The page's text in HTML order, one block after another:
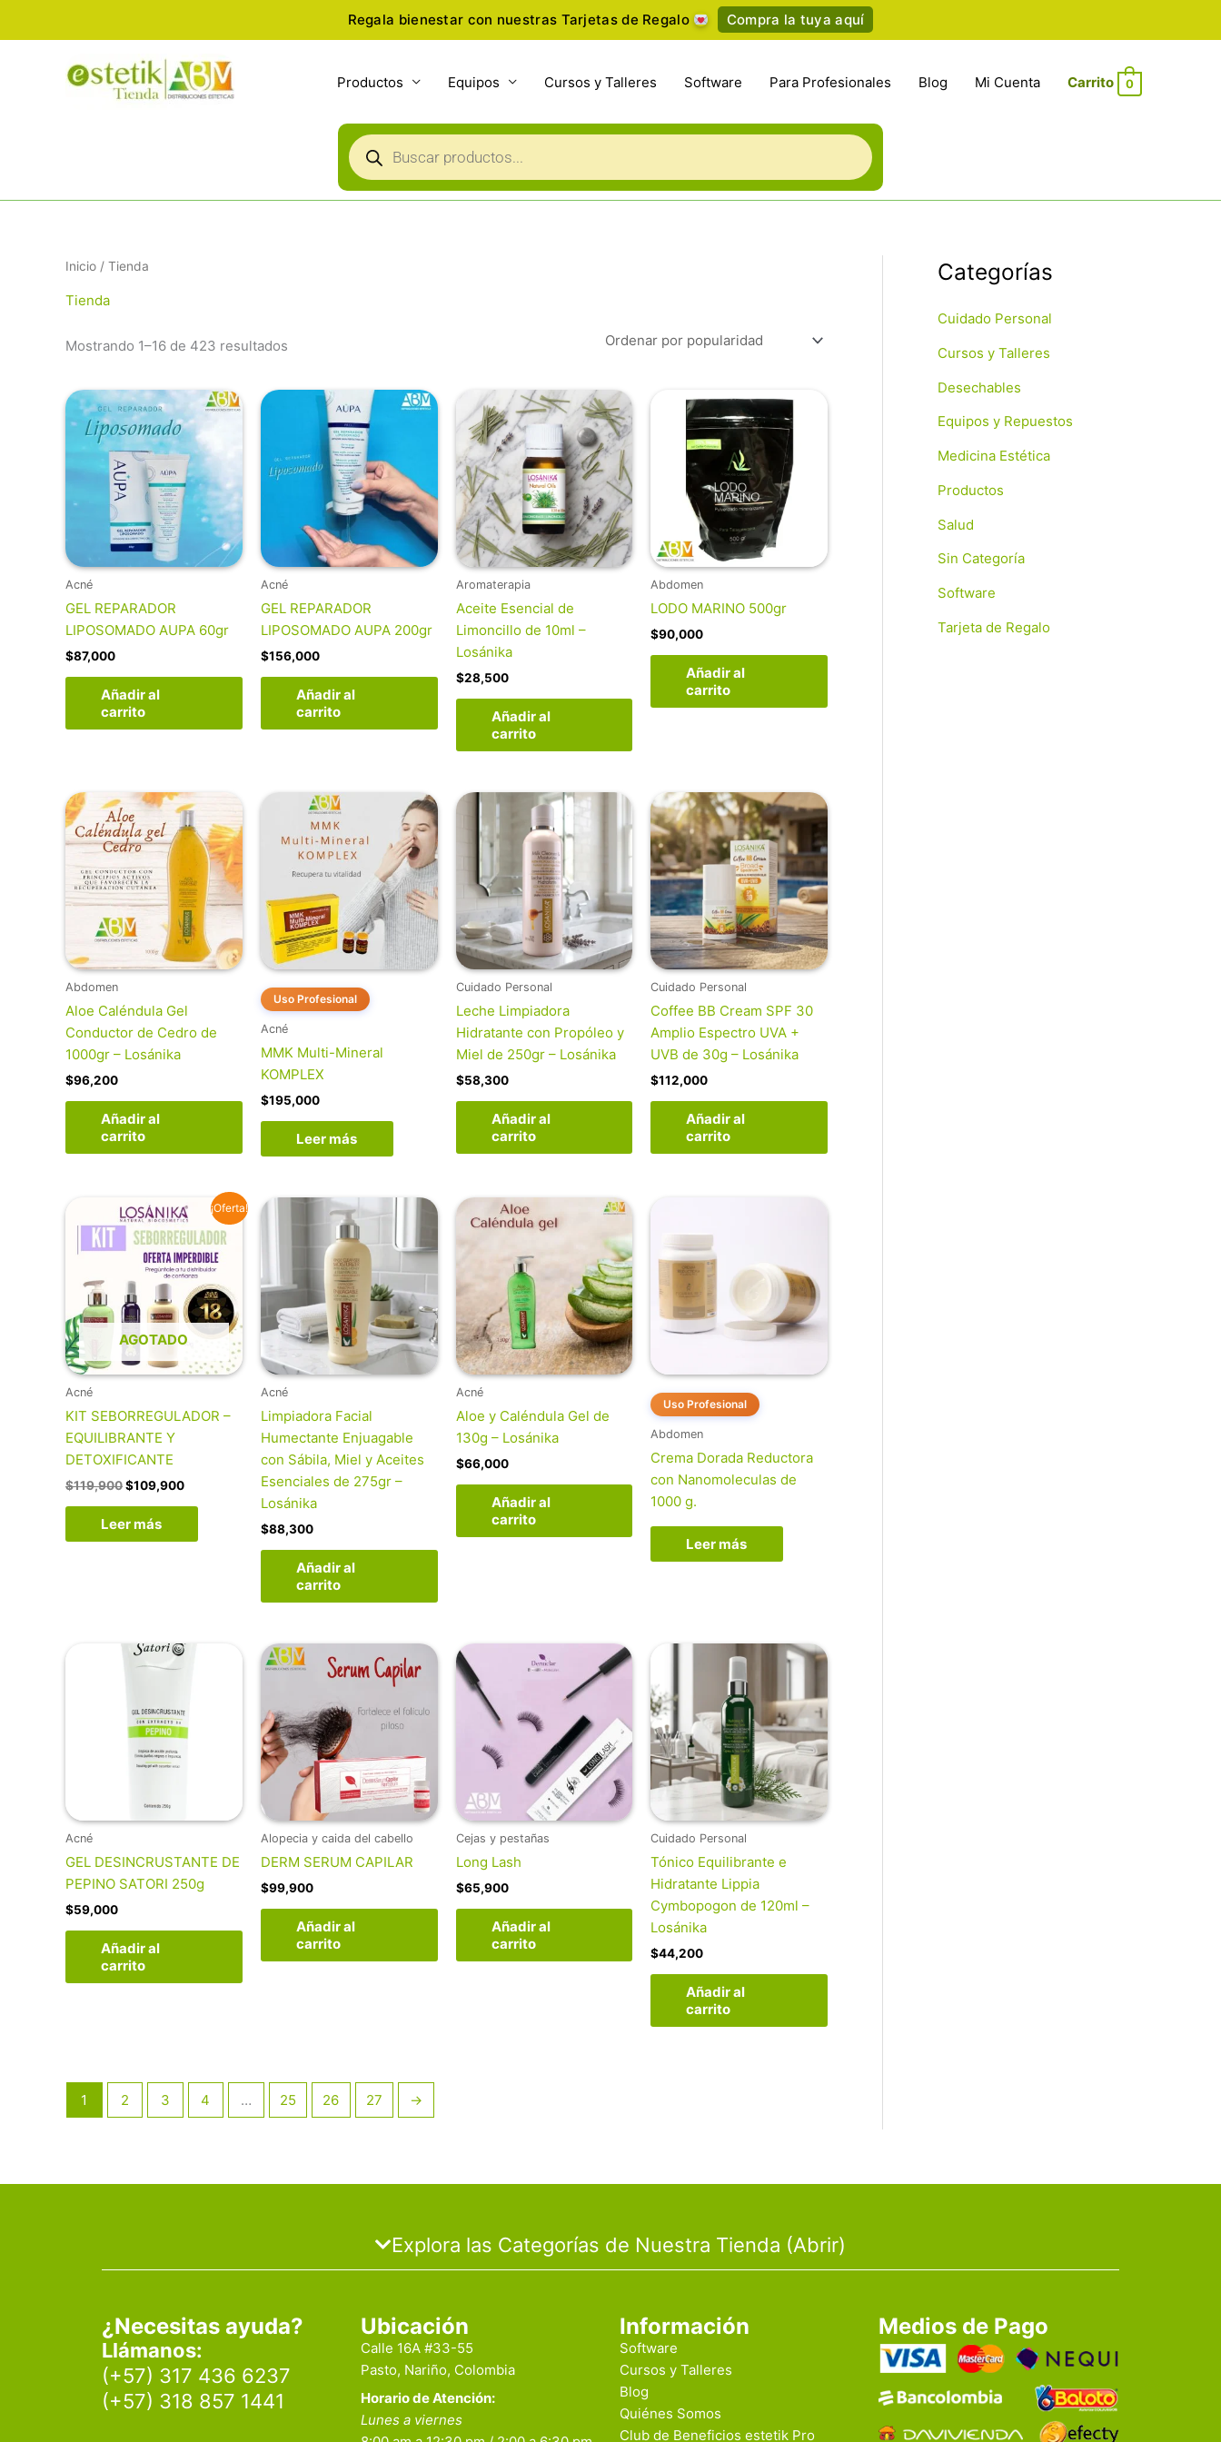
Regala bienestar con nuestras Tarjetas de Regalo Compra la tuya aquí
Productos
Equipos Cursos y Talleres Software Para Profesionales Blog Mi Cuenta 0
Búsqueda
de
productos
Inicio / Tienda
Tienda
Mostrando 1–16 de 423 resultados
Acné
GEL REPARADOR
LIPOSOMADO AUPA 60gr
$87,000
Añadir al
carrito
Acné
GEL REPARADOR
LIPOSOMADO AUPA 200gr
$156,000
Añadir al
carrito
Aromaterapia
Aceite Esencial de
Limoncillo de 10ml –
Losánika
$28,500
Añadir al
carrito
Abdomen
LODO MARINO 500gr
$90,000
Añadir al
carrito
Abdomen
Aloe Caléndula Gel
Conductor de Cedro de
1000gr – Losánika
$96,200
Añadir al
carrito
Uso Profesional
Acné
MMK Multi-Mineral
KOMPLEX
$195,000
Leer más
Cuidado Personal
Leche Limpiadora
Hidratante con Propóleo y
Miel de 250gr – Losánika
$58,300
Añadir al
carrito
Cuidado Personal
Coffee BB Cream SPF 30
Amplio Espectro UVA +
UVB de 30g – Losánika
$112,000
Añadir al
carrito
¡Oferta!
AGOTADO
Acné
KIT SEBORREGULADOR –
EQUILIBRANTE Y
DETOXIFICANTE
$119,900
El
precio
original
era:
$119,900.
$109,900
El
precio
actual
es:
$109,900.
Leer más
Acné
Limpiadora Facial
Humectante Enjuagable
con Sábila, Miel y Aceites
Esenciales de 275gr –
Losánika
$88,300
Añadir al
carrito
Acné
Aloe y Caléndula Gel de
130g – Losánika
$66,000
Añadir al
carrito
Uso Profesional
Abdomen
Crema Dorada Reductora
con Nanomoleculas de
1000 g.
Leer más
Acné
GEL DESINCRUSTANTE DE
PEPINO SATORI 250g
$59,000
Añadir al
carrito
Alopecia y caida del cabello
DERM SERUM CAPILAR
$99,900
Añadir al
carrito
Cejas y pestañas
Long Lash
$65,900
Añadir al
carrito
Cuidado Personal
Tónico Equilibrante e
Hidratante Lippia
Cymbopogon de 120ml –
Losánika
$44,200
Añadir al
carrito
1 2 3 4 … 25 26 27 →
Categorías
Cuidado Personal
Cursos y Talleres
Desechables
Equipos y Repuestos
Medicina Estética
Productos
Salud
Sin Categoría
Software
Tarjeta de Regalo
Explora las Categorías de Nuestra Tienda (Abrir)
¿Necesitas ayuda?
Llámanos:
(+57) 317 436 6237
(+57) 318 857 1441
Ubicación
Calle 16A #33-55
Pasto, Nariño, Colombia
Horario de Atención:
Lunes a viernes
Información
Software
Cursos y Talleres
Blog
Quiénes Somos
Club de Beneficios estetik Pro
Medios de Pago